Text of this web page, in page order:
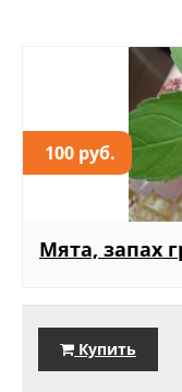
100 руб.
Мята, запах
Купить